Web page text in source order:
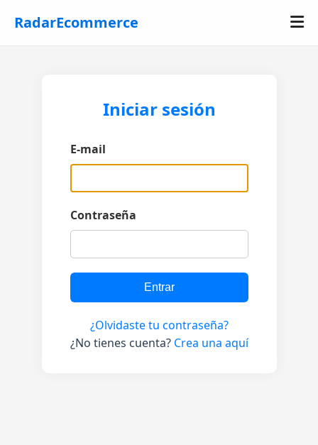
RadarEcommerce
Iniciar sesión
E-mail
Contraseña
Entrar
¿Olvidaste tu contraseña?
¿No tienes cuenta? Crea una aquí